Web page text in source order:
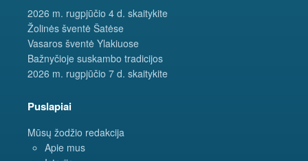
2026 m. rugpjūčio 4 d. skaitykite
Žolinės šventė Šatėse
Vasaros šventė Ylakiuose
Bažnyčioje suskambo tradicijos
2026 m. rugpjūčio 7 d. skaitykite
Puslapiai
Mūsų žodžio redakcija
Apie mus